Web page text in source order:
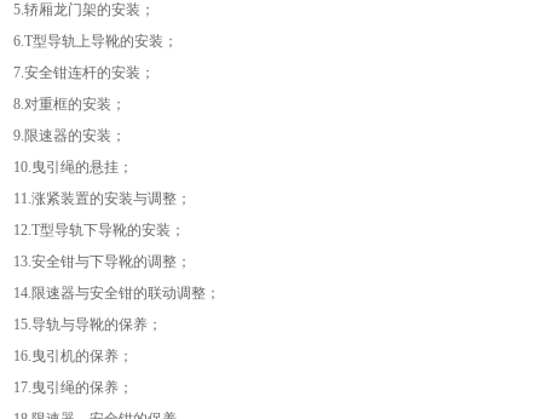
5.轿厢龙门架的安装；
6.T型导轨上导靴的安装；
7.安全钳连杆的安装；
8.对重框的安装；
9.限速器的安装；
10.曳引绳的悬挂；
11.涨紧装置的安装与调整；
12.T型导轨下导靴的安装；
13.安全钳与下导靴的调整；
14.限速器与安全钳的联动调整；
15.导轨与导靴的保养；
16.曳引机的保养；
17.曳引绳的保养；